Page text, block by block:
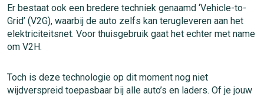
Er bestaat ook een bredere techniek genaamd ‘Vehicle-to-
Grid’ (V2G), waarbij de auto zelfs kan terugleveren aan het
elektriciteitsnet. Voor thuisgebruik gaat het echter met name
om V2H.
Toch is deze technologie op dit moment nog niet
wijdverspreid toepasbaar bij alle auto’s en laders. Of je jouw